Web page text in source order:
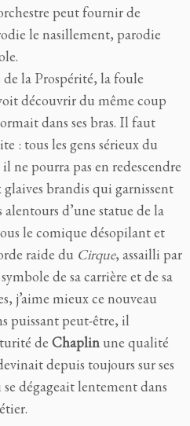
peut fournir de
le nasillement, parodie
la Prospérité, la foule
découvrir du même coup
dans ses bras. Il faut
: tous les gens sérieux du
ne pourra pas en redescendre
glaives brandis qui garnissent
d’une statue de la
le comique désopilant et
raide du Cirque, assailli par
de sa carrière et de sa
j’aime mieux ce nouveau
puissant peut-être, il
de Chaplinune qualité
depuis toujours sur ses
dégageait lentement dans